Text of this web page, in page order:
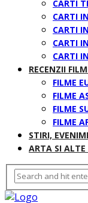
CARTI
CARTI
CARTI
CARTI
CARTI
RECENZII
FILME
FILME
FILME
FILME
STIRI,
ARTA SI ALTE